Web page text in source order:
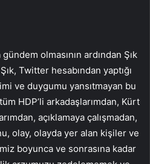
olmasının ardından Şık
Twitter hesabından yaptığı
ve duygumu yansıtmayan bu
HDP’li arkadaşlarımdan, Kürt
açıklamaya çalışmadan,
olay, olayda yer alan kişiler ve
boyunca ve sonrasına kadar